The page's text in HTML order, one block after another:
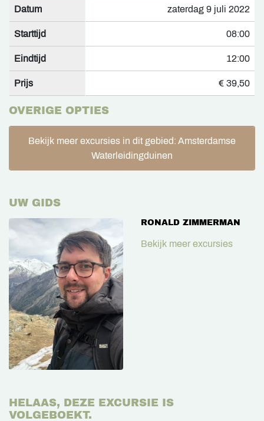
Datum zaterdag 9 juli 2022
Starttijd 08:00
Eindtijd 12:00
Prijs € 39,50
OVERIGE OPTIES
Bekijk meer excursies in dit gebied: Amsterdamse
Waterleidingduinen
UW GIDS
RONALD ZIMMERMAN
Bekijk meer excursies
HELAAS, DEZE EXCURSIE IS
VOLGEBOEKT.